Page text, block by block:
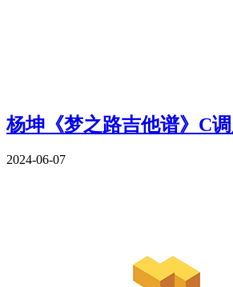
杨坤《梦之路吉他谱》C
2024-06-07